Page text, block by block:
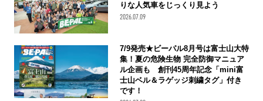
りな人気車をじっくり見よう
2026.07.09
7/9発売★ビーパル8月号は富士山大特
集！夏の危険生物 完全防御マニュア
ル企画も 創刊45周年記念「mini富
士山ベル＆ラゲッジ刺繍タグ」付き
です！